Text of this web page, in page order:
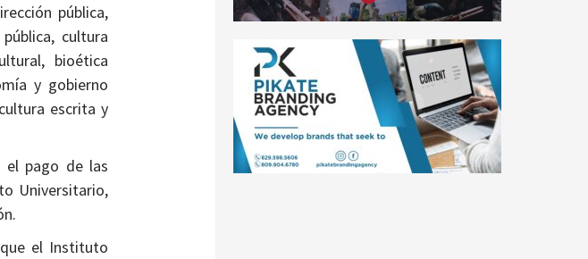
pública,
cultura
bioética
y gobierno
escrita y
el pago de las
Universitario,
el Instituto